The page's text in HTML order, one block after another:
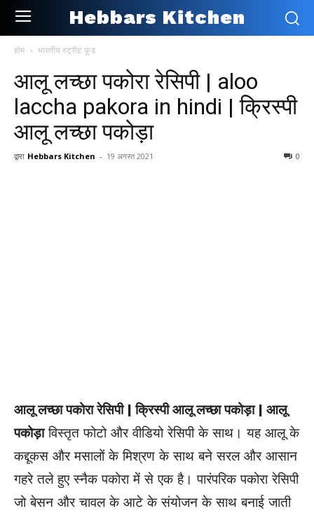
Hebbars Kitchen
होम भारतीय स्ट्रीट फूड
आलू लच्छा पकोरा रेसिपी | aloo
laccha pakora in hindi | क्रिस्पी
आलू लच्छा पकोड़ा
द्वारा Hebbars Kitchen - 19 अगस्त 2021 0
आलू लच्छा पकोरा रेसिपी | क्रिस्पी आलू लच्छा पकोड़ा | आलू
पकोड़ाविस्तृत फोटो और वीडियो रेसिपी के साथ। यह आलू के
कद्दूकस और मसालों के मिश्रण के साथ बने सरल और आसान
गहरे तले हुए स्नैक पकोरा में से एक है। पारंपरिक पकोरा रेसिपी
जो बेसन और चावल के आटे के संयोजन के साथ बनाई जाती